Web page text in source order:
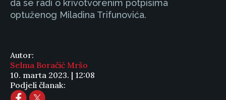
da se radi o krivotvorenim potpisima
optuženog Miladina Trifunovića.
Autor:
Selma Boračić Mršo
10. marta 2023. | 12:08
Podjeli članak: